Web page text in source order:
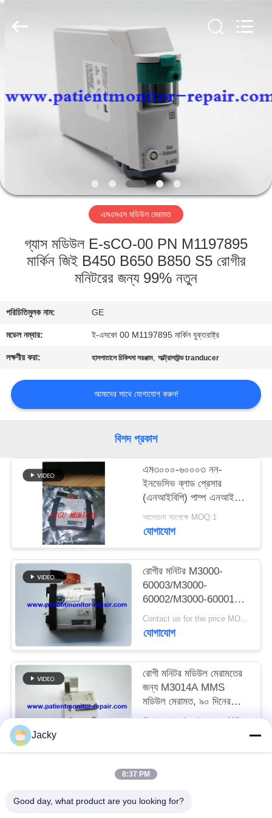
পণ্য
আমাদের
সম্বন্ধে
কারখানা
পরিদর্শন
নিয়ন্ত্রণ
আমাদের
সাথে
যোগাযোগ
উদ্ধৃতি
অনুরোধ
NEWS
সাইট
ম্যাপ
PRIVACY
POLICY
Equipment
Service
এমএমএস মডিউল মেরামত
গ্যাস মডিউল E-sCO-00 PN M1197895
মার্কিন জিই B450 B650 B850 S5 রোগীর
মনিটরের জন্য 99% নতুন
পরিচিতিমুলক নাম: GE
মডেল নম্বার: ই-এসকো 00 M1197895 মার্কিন যুক্তরাষ্ট্র
লক্ষণীয় করা: হাসপাতালে চিকিৎসা সরঞ্জাম,আল্ট্রাসাউন্ড tranducer
আমাদের সাথে যোগাযোগ করুন!
বিশদ প্রকাশ
এম৩০০০-৬০০০৩ নন-
ইনভেসিভ ব্লাড প্রেসার
(এনআইবিপি) পাম্প এনআইবিপি
মডিউল ফর ইন্টেলিভিউ এমপি২/
এক্স২/এমপি২০/এমপি৩০/
আলোচনা সাপেক্ষে MOQ:1
যোগাযোগ
রোগীর মনিটর M3000-
60003/M3000-
60002/M3000-60001
IBP মডিউল M3001A
মডিউল ইসিজি NIBP SPO2
Contact us for the price MOQ:1
যোগাযোগ
রোগী মনিটর মডিউল মেরামতের
জন্য M3014A MMS
মডিউল মেরামত, ৯০ দিনের
ওয়ারেন্টি সহ এবং ১০টি স্টক
Contact us for the price MOQ:1
Jacky
8:37 PM
Good day, what product are you looking for?